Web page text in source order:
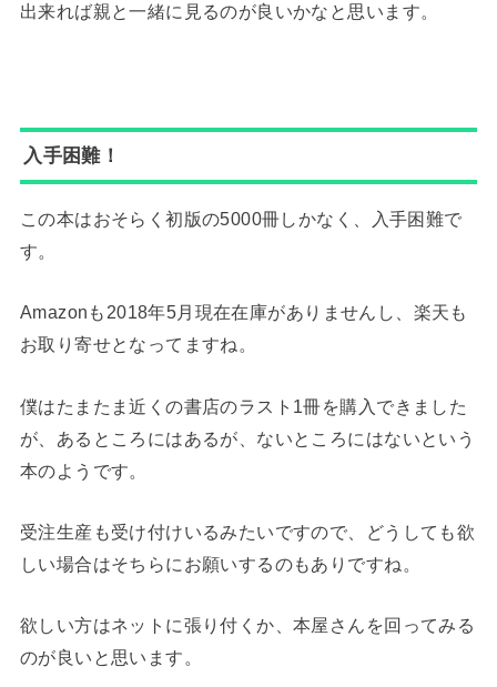
出来れば親と一緒に見るのが良いかなと思います。
入手困難！
この本はおそらく初版の5000冊しかなく、入手困難で
す。
Amazonも2018年5月現在在庫がありませんし、楽天も
お取り寄せとなってますね。
僕はたまたま近くの書店のラスト1冊を購入できました
が、あるところにはあるが、ないところにはないという
本のようです。
受注生産も受け付けいるみたいですので、どうしても欲
しい場合はそちらにお願いするのもありですね。
欲しい方はネットに張り付くか、本屋さんを回ってみる
のが良いと思います。